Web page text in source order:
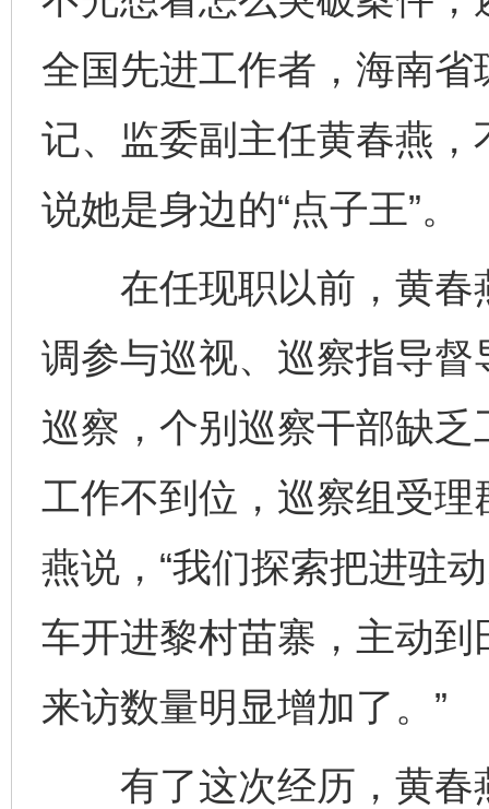
全国先进工作者，海南
记、监委副主任黄春燕
说她是身边的“点子王”。
在任现职以前，黄春
调参与巡视、巡察指导督
巡察，个别巡察干部缺
工作不到位，巡察组受理
燕说，“我们探索把进驻
车开进黎村苗寨，主动
来访数量明显增加了。”
有了这次经历，黄春